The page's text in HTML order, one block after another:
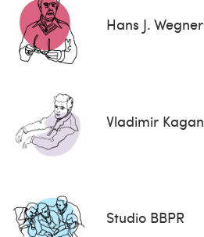
Hans J. Wegner
Vladimir Kagan
Studio BBPR